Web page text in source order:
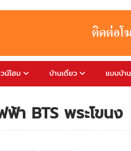
น์โฮม บ้านเดี่ยว แบบบ้าน
า BTS พระโขนง